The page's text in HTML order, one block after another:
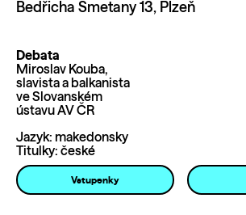
Bedřicha Smetany 13, Plzeň
Debata
Miroslav Kouba,
slavista a balkanista
ve Slovanském
ústavu AV ČR
Jazyk: makedonsky
Titulky: české
Vstupenky